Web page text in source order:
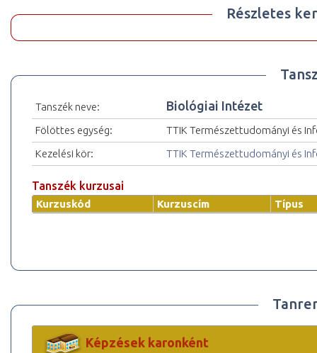
Részletes
Tanszék neve: Biológiai Intézet
Fölöttes egység:
TTIK Természettudományi és
Kezelési kör:
TTIK Természettudományi és
Tanszék kurzusai
Kurzuskód Kurzuscím Típus
Képzések karonként